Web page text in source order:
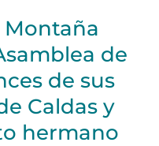
Montaña
de
de sus
Caldas y
hermano